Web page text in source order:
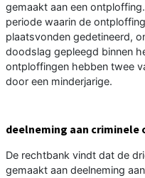
gemaakt aan een
periode waarin de
plaatsvonden gedetineerd,
doodslag gepleegd binnen
ontploffingen hebben twee
door een minderjarige.
deelneming aan criminele
De rechtbank vindt dat de
gemaakt aan deelneming